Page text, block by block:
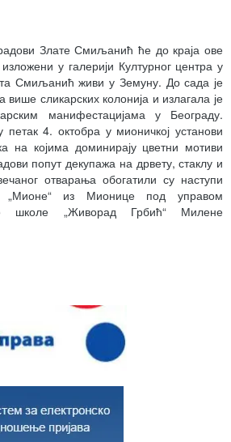
Злате Смиљанић ће до краја ове
у галерији Културног центра у
Смиљанић живи у Земуну. До сада је
више сликарских колонија и излагала је
манифестацијама у Београду.
4. октобра у мионичкој установи
на којима доминирају цветни мотиви
попут декупажа на дрвету, стаклу и
отварања обогатили су наступи
„Мионе“ из Мионице под управом
школе „Живорад Грбић“ Милене